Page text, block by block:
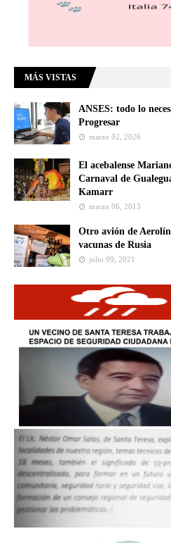
MÁS VISTAS
ANSES: todo lo
Progresar
marzo 02, 2026
El acebalense
Carnaval de
Kamarr
marzo 06, 2013
Otro avión de
vacunas de Rusia
julio 09, 2021